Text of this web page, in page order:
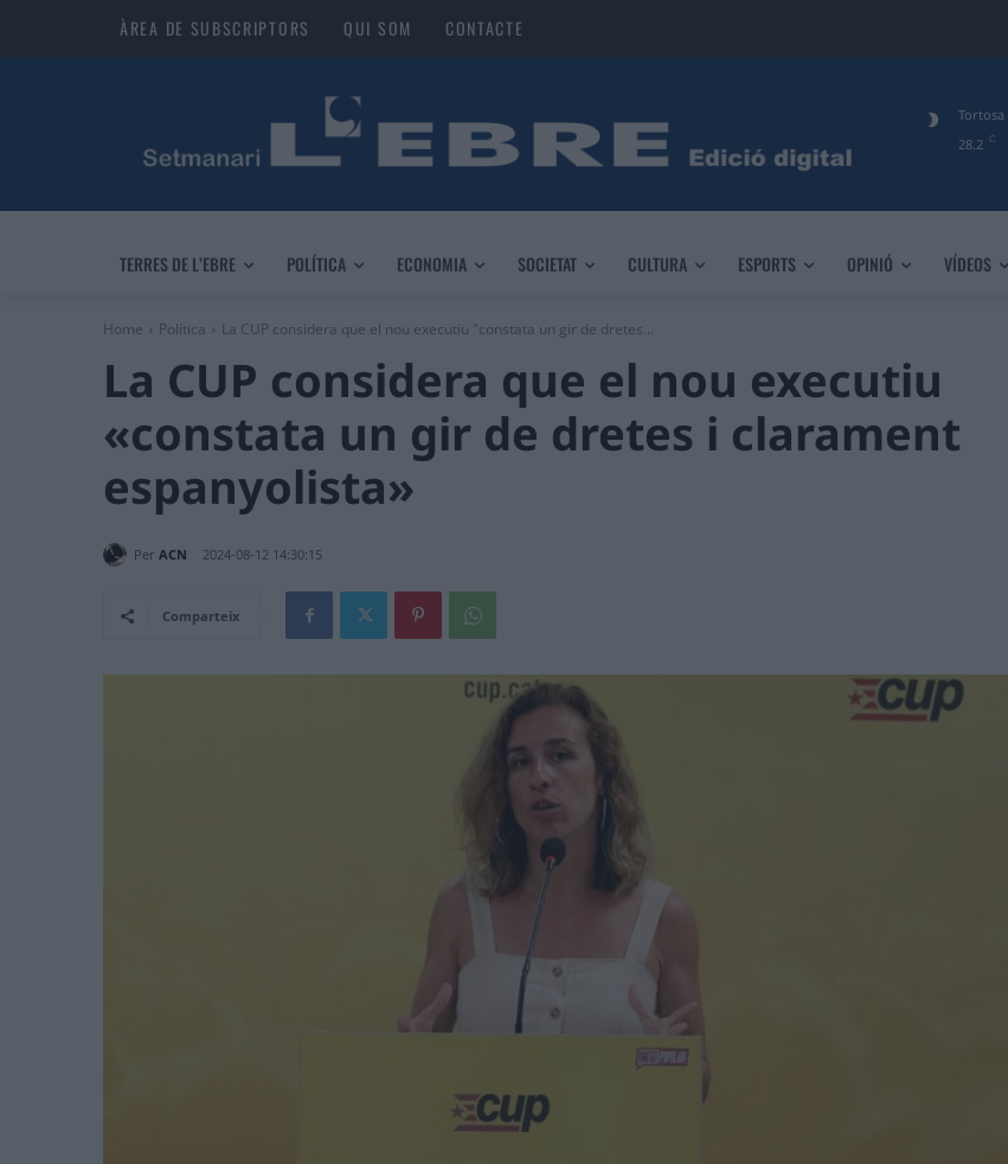
ÀREA DE SUBSCRIPTORS QUI SOM CONTACTE
28.2 C
Tortosa
TERRES DE L’EBRE POLÍTICA ECONOMIA SOCIETAT CULTURA ESPORTS OPINIÓ VÍDEOS
Home Política La CUP considera que el nou executiu "constata un gir de dretes...
La CUP considera que el nou executiu
«constata un gir de dretes i clarament
espanyolista»
Per ACN 2024-08-12 14:30:15
Comparteix